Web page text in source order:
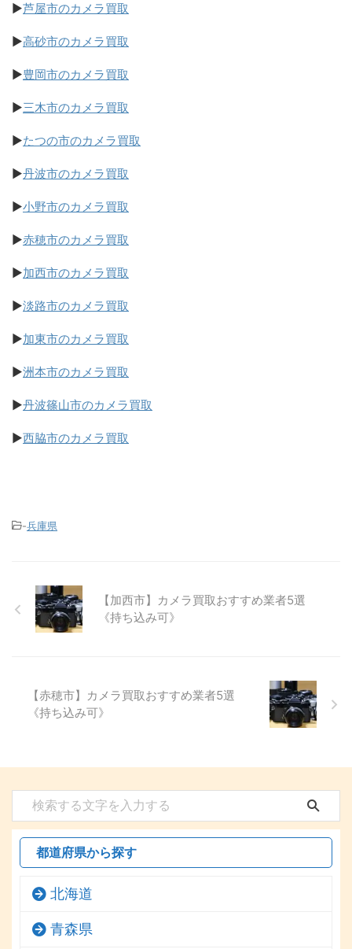
▶芦屋市のカメラ買取
▶高砂市のカメラ買取
▶豊岡市のカメラ買取
▶三木市のカメラ買取
▶たつの市のカメラ買取
▶丹波市のカメラ買取
▶小野市のカメラ買取
▶赤穂市のカメラ買取
▶加西市のカメラ買取
▶淡路市のカメラ買取
▶加東市のカメラ買取
▶洲本市のカメラ買取
▶丹波篠山市のカメラ買取
▶西脇市のカメラ買取
-兵庫県
【加西市】カメラ買取おすすめ業者5選
《持ち込み可》
【赤穂市】カメラ買取おすすめ業者5選
《持ち込み可》
都道府県から探す
北海道
青森県